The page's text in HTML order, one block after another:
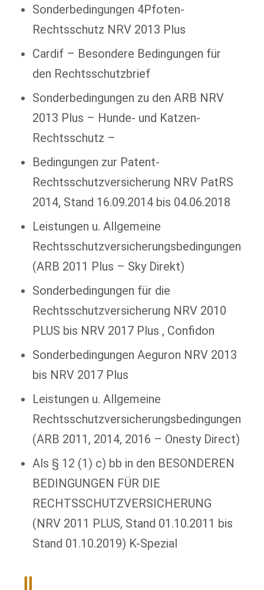
Sonderbedingungen 4Pfoten-
Rechtsschutz NRV 2013 Plus
Cardif – Besondere Bedingungen für
den Rechtsschutzbrief
Sonderbedingungen zu den ARB NRV
2013 Plus – Hunde- und Katzen-
Rechtsschutz –
Bedingungen zur Patent-
Rechtsschutzversicherung NRV PatRS
2014, Stand 16.09.2014 bis 04.06.2018
Leistungen u. Allgemeine
Rechtsschutzversicherungsbedingungen
(ARB 2011 Plus – Sky Direkt)
Sonderbedingungen für die
Rechtsschutzversicherung NRV 2010
PLUS bis NRV 2017 Plus , Confidon
Sonderbedingungen Aeguron NRV 2013
bis NRV 2017 Plus
Leistungen u. Allgemeine
Rechtsschutzversicherungsbedingungen
(ARB 2011, 2014, 2016 – Onesty Direct)
Als § 12 (1) c) bb in den BESONDEREN
BEDINGUNGEN FÜR DIE
RECHTSSCHUTZVERSICHERUNG
(NRV 2011 PLUS, Stand 01.10.2011 bis
Stand 01.10.2019) K-Spezial